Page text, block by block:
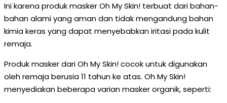
Ini karena produk masker Oh My Skin! terbuat dari bahan-
bahan alami yang aman dan tidak mengandung bahan
kimia keras yang dapat menyebabkan iritasi pada kulit
remaja.
Produk masker dari Oh My Skin! cocok untuk digunakan
oleh remaja berusia 11 tahun ke atas. Oh My Skin!
menyediakan beberapa varian masker organik, seperti: